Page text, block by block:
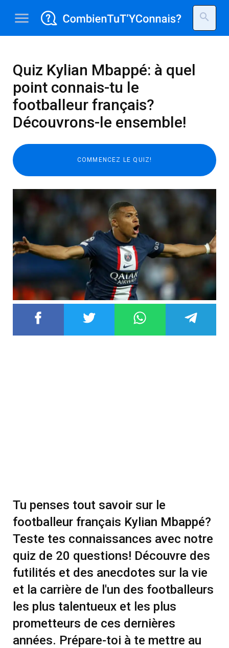
menu search
Quiz Kylian Mbappé: à quel
point connais-tu le
footballeur français?
Découvrons-le ensemble!
Tu penses tout savoir sur le
footballeur français Kylian Mbappé?
Teste tes connaissances avec notre
quiz de 20 questions! Découvre des
futilités et des anecdotes sur la vie
et la carrière de l'un des footballeurs
les plus talentueux et les plus
prometteurs de ces dernières
années. Prépare-toi à te mettre au